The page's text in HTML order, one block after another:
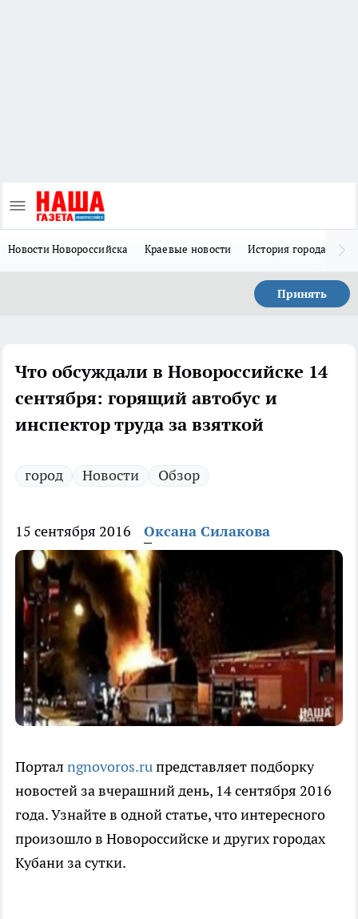
Новости Новороссийска Краевые новости История города Н
Принять
Что обсуждали в Новороссийске 14
сентября: горящий автобус и
инспектор труда за взяткой
город Новости Обзор
15 сентября 2016 Оксана Силакова
Портал ngnovoros.ruпредставляет подборку
новостей за вчерашний день, 14 сентября 2016
года. Узнайте в одной статье, что интересного
произошло в Новороссийске и других городах
Кубани за сутки.